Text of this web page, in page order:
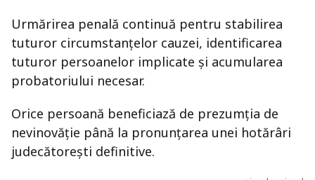
Urmărirea penală continuă pentru stabilirea
tuturor circumstanțelor cauzei, identificarea
tuturor persoanelor implicate și acumularea
probatoriului necesar.
Orice persoană beneficiază de prezumția de
nevinovăție până la pronunțarea unei hotărâri
judecătorești definitive.